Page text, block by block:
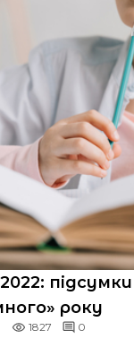
підсумки
року
1827 0